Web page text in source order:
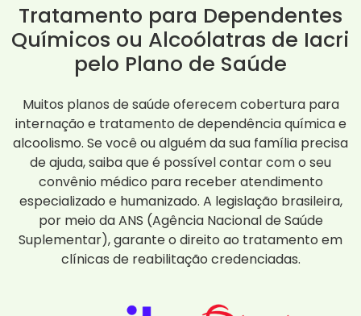
Tratamento para Dependentes
Químicos ou Alcoólatras de Iacri
pelo Plano de Saúde
Muitos planos de saúde oferecem cobertura para
internação e tratamento de dependência química e
alcoolismo. Se você ou alguém da sua família precisa
de ajuda, saiba que é possível contar com o seu
convênio médico para receber atendimento
especializado e humanizado. A legislação brasileira,
por meio da ANS (Agência Nacional de Saúde
Suplementar), garante o direito ao tratamento em
clínicas de reabilitação credenciadas.